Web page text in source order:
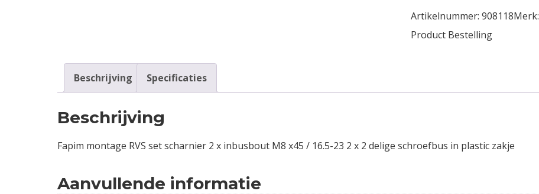
Artikelnummer: 908118Merk:
Product Bestelling
Beschrijving Specificaties
Beschrijving
Fapim montage RVS set scharnier 2 x inbusbout M8 x45 / 16.5-23 2 x 2 delige schroefbus in plastic zakje
Aanvullende informatie